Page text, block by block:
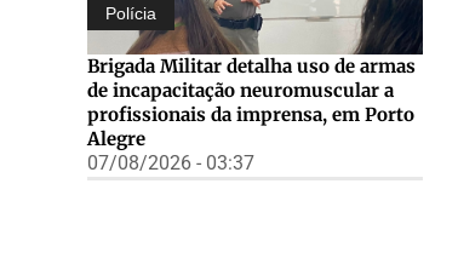
Polícia
Brigada Militar detalha uso de armas
de incapacitação neuromuscular a
profissionais da imprensa, em Porto
Alegre
07/08/2026 - 03:37